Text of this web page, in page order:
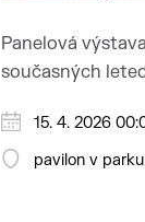
Panelová
současných
15. 4. 2026
pavilon v parku